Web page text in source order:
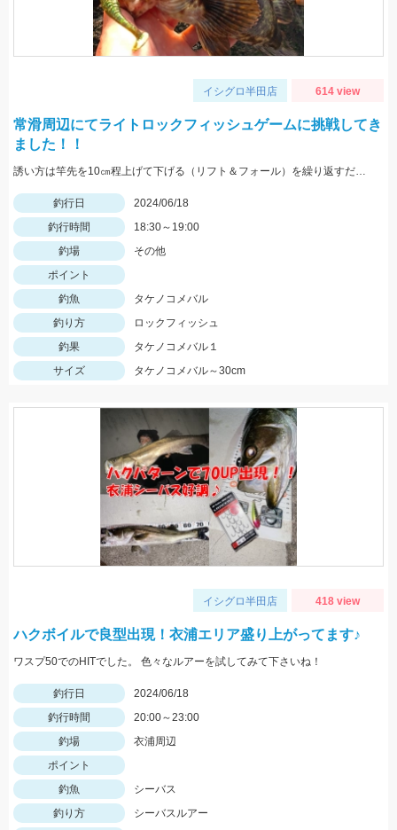
イシグロ半田店 614 view
常滑周辺にてライトロックフィッシュゲームに挑戦してき
ました！！
誘い方は竿先を10㎝程上げて下げる（リフト＆フォール）を繰り返すだけ！！とても簡単にルアーフィッシングを楽しめるのでおすすめです！！
釣行日
2024/06/18
釣行時間
18:30～19:00
釣場
その他
ポイント
釣魚
タケノコメバル
釣り方
ロックフィッシュ
釣果
タケノコメバル１
サイズ
タケノコメバル～30cm
イシグロ半田店 418 view
ハクボイルで良型出現！衣浦エリア盛り上がってます♪
ワスプ50でのHITでした。 色々なルアーを試してみて下さいね！
釣行日
2024/06/18
釣行時間
20:00～23:00
釣場
衣浦周辺
ポイント
釣魚
シーバス
釣り方
シーバスルアー